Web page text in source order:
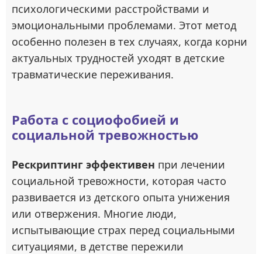
психологическими расстройствами и
эмоциональными проблемами. Этот метод
особенно полезен в тех случаях, когда корни
актуальных трудностей уходят в детские
травматические переживания.
Работа с социофобией и
социальной тревожностью
Рескриптинг эффективен при лечении
социальной тревожности, которая часто
развивается из детского опыта унижения
или отвержения. Многие люди,
испытывающие страх перед социальными
ситуациями, в детстве пережили